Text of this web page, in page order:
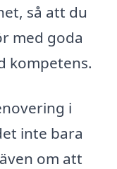
så att du
med goda
kompetens.
i
inte bara
om att